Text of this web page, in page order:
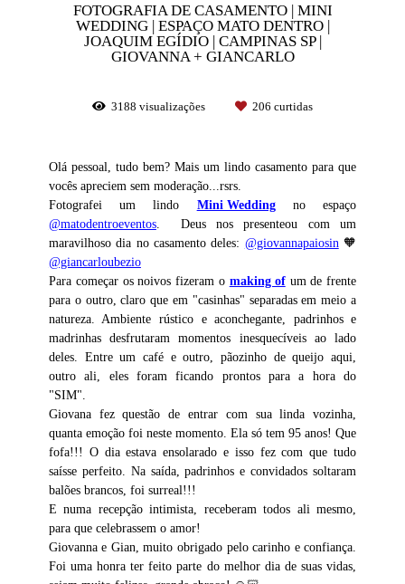
FOTOGRAFIA DE CASAMENTO | MINI
WEDDING | ESPAÇO MATO DENTRO |
JOAQUIM EGÍDIO | CAMPINAS SP |
GIOVANNA + GIANCARLO
3188 visualizações 206 curtidas
Olá pessoal, tudo bem? Mais um lindo casamento para que
vocês apreciem sem moderação...rsrs.
Fotografei um lindo Mini Weddingno espaço
@matodentroeventos. Deus nos presenteou com um
maravilhoso dia no casamento deles: @giovannapaiosin 🧡
@giancarloubezio
Para começar os noivos fizeram o making ofum de frente
para o outro, claro que em "casinhas" separadas em meio a
natureza. Ambiente rústico e aconchegante, padrinhos e
madrinhas desfrutaram momentos inesquecíveis ao lado
deles. Entre um café e outro, pãozinho de queijo aqui,
outro ali, eles foram ficando prontos para a hora do
"SIM".
Giovana fez questão de entrar com sua linda vozinha,
quanta emoção foi neste momento. Ela só tem 95 anos! Que
fofa!!! O dia estava ensolarado e isso fez com que tudo
saísse perfeito. Na saída, padrinhos e convidados soltaram
balões brancos, foi surreal!!!
E numa recepção intimista, receberam todos ali mesmo,
para que celebrassem o amor!
Giovanna e Gian, muito obrigado pelo carinho e confiança.
Foi uma honra ter feito parte do melhor dia de suas vidas,